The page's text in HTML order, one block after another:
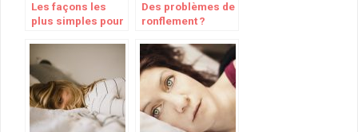
Les façons les
plus simples pour
Des problèmes de
ronflement ?
sereinement avec
mes conseils.